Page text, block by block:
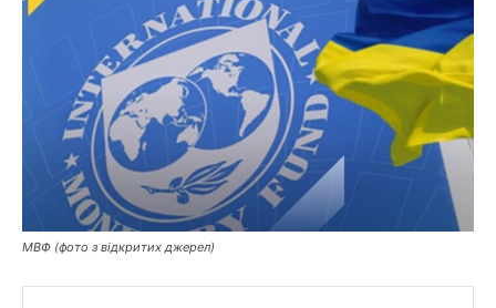
Криптовалюта
Робота і освіта
Публікації
ФОП
МВФ (фото з відкритих джерел)